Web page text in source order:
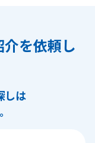
を依頼し
しは